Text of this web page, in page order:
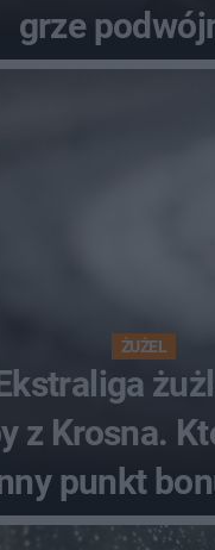
grze
ŻUŻEL
z Krosna.
punkt